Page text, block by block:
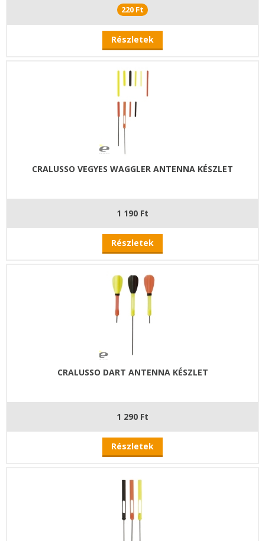
220 Ft
Részletek
CRALUSSO VEGYES WAGGLER ANTENNA KÉSZLET
1 190 Ft
Részletek
CRALUSSO DART ANTENNA KÉSZLET
1 290 Ft
Részletek